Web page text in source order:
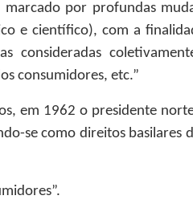
por profundas
e científico), com a
consideradas
consumidores, etc.”
em 1962 o presidente
se como direitos basilares